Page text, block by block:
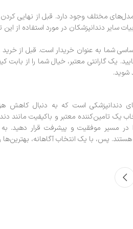
مدل‌های مختلف وجود دارد. قبل از نهایی
سایر دندانپزشکان در مورد استفاده از
شما به عنوان خریدار است. قبل از
یک گارانتی معتبر، خیال شما را از
شوید.
دندانپزشکی است که به دنبال کاهش
تامین‌کننده معتبر و باکیفیت مانند
در مسیر موفقیت و پیشرفت قرار دهید.
پس، با یک انتخاب آگاهانه، بهترین‌ها